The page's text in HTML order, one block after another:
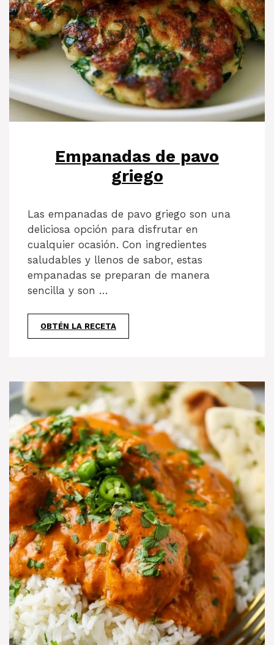
Empanadas de pavo
griego
Las empanadas de pavo griego son una
deliciosa opción para disfrutar en
cualquier ocasión. Con ingredientes
saludables y llenos de sabor, estas
empanadas se preparan de manera
sencilla y son …
OBTÉN LA RECETA